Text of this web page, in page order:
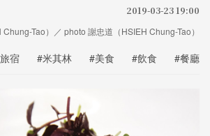
2019-03-23 19:00
Tao）／ photo 謝忠道（HSIEH Chung-Tao）
宿 #米其林 #美食 #飲食 #餐廳